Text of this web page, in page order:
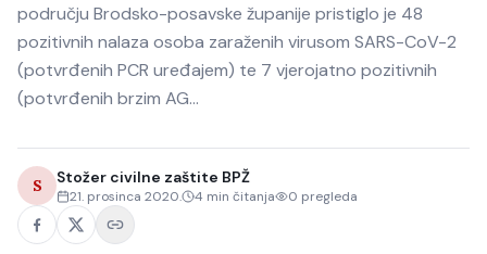
Kultura
Sport
području Brodsko-posavske županije pristiglo je 48
pozitivnih nalaza osoba zaraženih virusom SARS-CoV-2
(potvrđenih PCR uređajem) te 7 vjerojatno pozitivnih
(potvrđenih brzim AG…
S Stožer civilne zaštite BPŽ
21. prosinca 2020. 4 min čitanja 0 pregleda